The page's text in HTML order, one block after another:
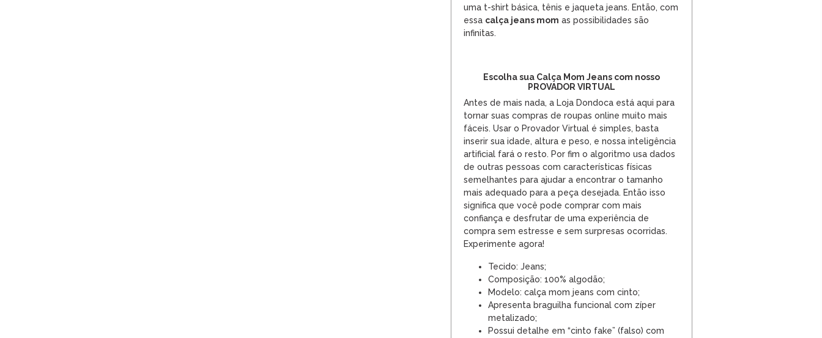
uma t-shirt básica, tênis e jaqueta jeans. Então, com
essa calça jeans mom as possibilidades são
infinitas.
Escolha sua Calça Mom Jeans com nosso
PROVADOR VIRTUAL
Antes de mais nada, a Loja Dondoca está aqui para
tornar suas compras de roupas online muito mais
fáceis. Usar o Provador Virtual é simples, basta
inserir sua idade, altura e peso, e nossa inteligência
artificial fará o resto. Por fim o algoritmo usa dados
de outras pessoas com características físicas
semelhantes para ajudar a encontrar o tamanho
mais adequado para a peça desejada. Então isso
significa que você pode comprar com mais
confiança e desfrutar de uma experiência de
compra sem estresse e sem surpresas ocorridas.
Experimente agora!
Tecido: Jeans;
Composição: 100% algodão;
Modelo: calça mom jeans com cinto;
Apresenta braguilha funcional com zíper
metalizado;
Possui detalhe em “cinto fake” (falso) com